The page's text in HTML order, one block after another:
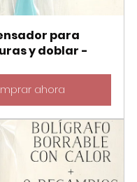
para
y doblar -
ahora